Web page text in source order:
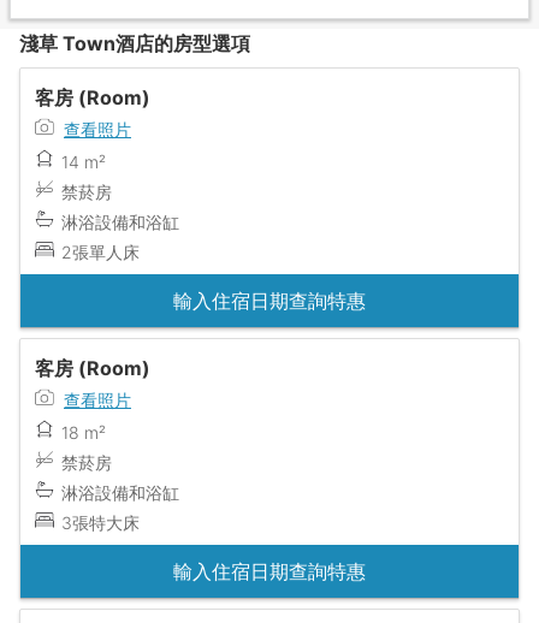
淺草 Town酒店的房型選項
客房 (Room)
查看照片
14 m²
禁菸房
淋浴設備和浴缸
2張單人床
輸入住宿日期查詢特惠
客房 (Room)
查看照片
18 m²
禁菸房
淋浴設備和浴缸
3張特大床
輸入住宿日期查詢特惠